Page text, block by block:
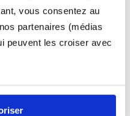
vous consentez au
partenaires (médias
peuvent les croiser avec